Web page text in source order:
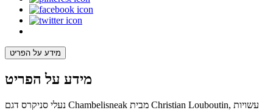
מידע על הפריט
מידע על הפריט
נעלי סניקרס דגם Chambelisneak מבית Christian Louboutin, עשויות